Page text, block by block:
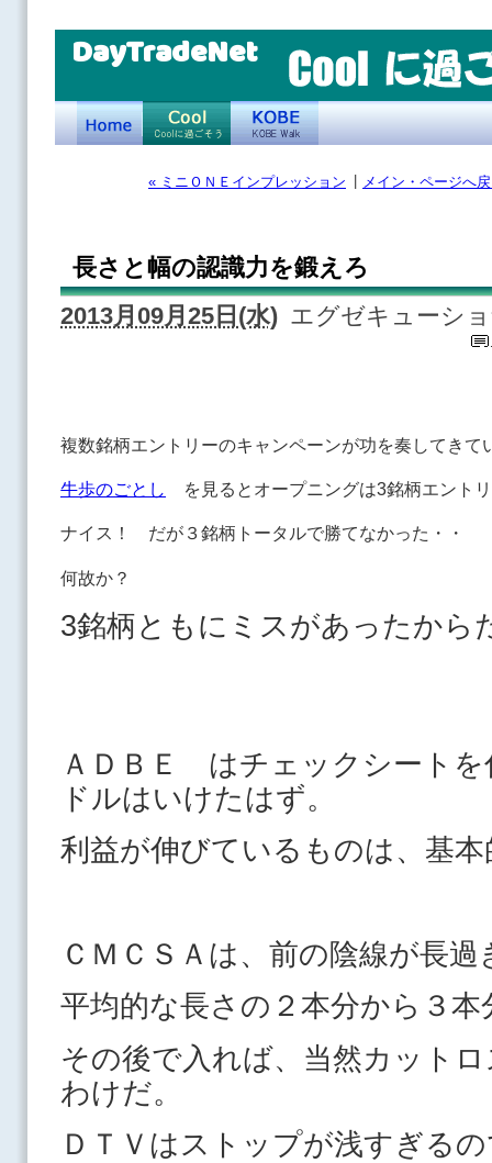
DayTradeNet
« ミニＯＮＥインプレッション メイン・ページへ
長さと幅の認識力を鍛えろ
2013月09月25日(水) エグゼキューシ
複数銘柄エントリーのキャンペーンが功を奏してきて
牛歩のごとし を見るとオープニングは3銘柄エント
ナイス！ だが３銘柄トータルで勝てなかった・・
何故か？
3銘柄ともにミスがあったから
ＡＤＢＥ はチェックシートを
ドルはいけたはず。
利益が伸びているものは、基
ＣＭＣＳＡは、前の陰線が長
平均的な長さの２本分から３本
その後で入れば、当然カット
わけだ。
ＤＴＶはストップが浅すぎる